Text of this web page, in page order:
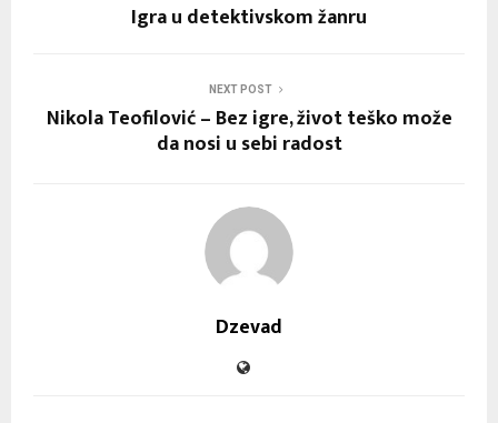
Igra u detektivskom žanru
NEXT POST
Nikola Teofilović – Bez igre, život teško može
da nosi u sebi radost
Dzevad